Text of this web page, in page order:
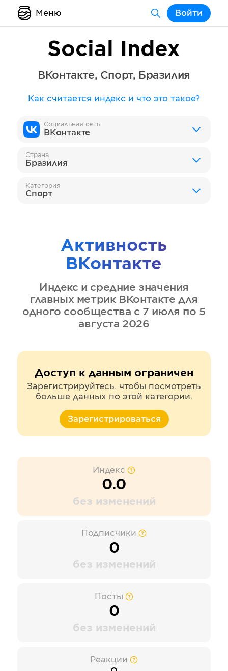
Меню Войти
Social Index
ВКонтакте, Спорт, Бразилия
Как считается индекс и что это такое?
Социальная сеть
ВКонтакте
Страна
Бразилия
Категория
Спорт
Активность
ВКонтакте
Индекс и средние значения
главных метрик ВКонтакте для
одного сообщества с 7 июля по 5
августа 2026
Доступ к данным ограничен
Зарегистрируйтесь, чтобы посмотреть
больше данных по этой категории.
Зарегистрироваться
Индекс
0.0
без изменений
Подписчики
0
без изменений
Посты
0
без изменений
Реакции